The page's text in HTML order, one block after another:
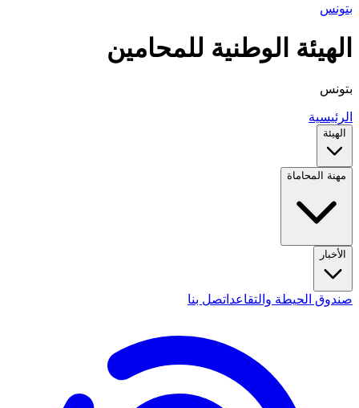
بتونس
الهيئة الوطنية للمحامين
بتونس
الرئيسية
الهيئة
مهنة المحاماة
الأخبار
صندوق الحيطة والتقاعد اتصل بنا